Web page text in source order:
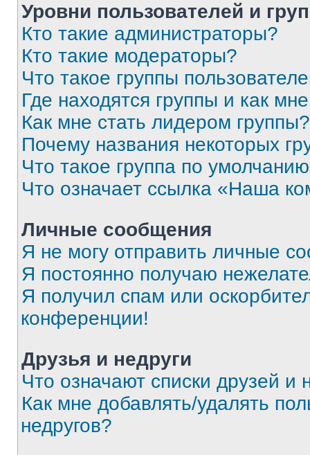
Уровни пользователей и
Кто такие администраторы?
Кто такие модераторы?
Что такое группы
Где находятся группы и как
Как мне стать лидером группы?
Почему названия некоторых
Что такое группа по
Что означает ссылка «Наша
Личные сообщения
Я не могу отправить личные
Я постоянно получаю
Я получил спам или
конференции!
Друзья и недруги
Что означают списки друзей и
Как мне добавлять/удалять
недругов?